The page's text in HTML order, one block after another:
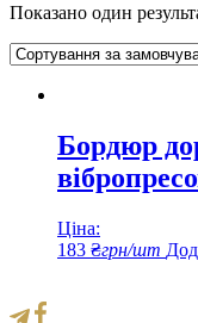
Показано один
Бордюр
Ціна:
183 ₴грн/шт